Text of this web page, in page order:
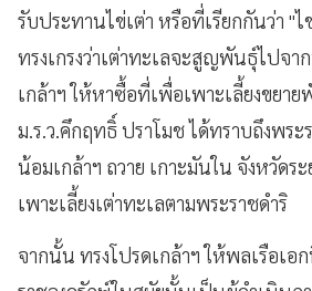
รับประทานไข่เต่า หรือที่เรียกกันว่า "
ทรงเกรงว่าเต่าทะเลจะสูญพันธุ์ไปจา
เกล้าฯ ให้หาซื้อที่เพื่อเพาะเลี้ยงขยาย
ม.ร.ว.คึกฤทธิ์ ปราโมช ได้ทราบถึงพระ
น้อมเกล้าฯ ถวาย เกาะมันใน จังหวัดร
เพาะเลี้ยงเต่าทะเลตามพระราชดำริ
จากนั้น ทรงโปรดเกล้าฯ ให้พลเรือเอ